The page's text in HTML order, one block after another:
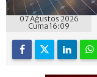
07 Ağustos 2026
Cuma 16:09